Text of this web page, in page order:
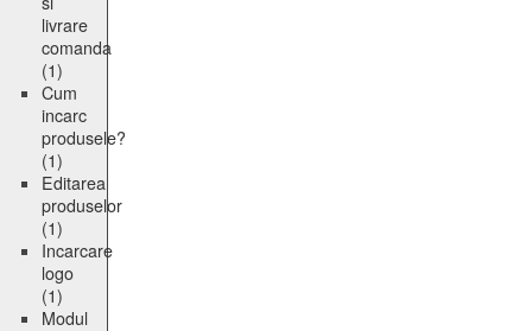
livrare
comanda
(1)
Cum
incarc
produsele?
(1)
Editarea
produselor
(1)
Incarcare
logo
(1)
Modul